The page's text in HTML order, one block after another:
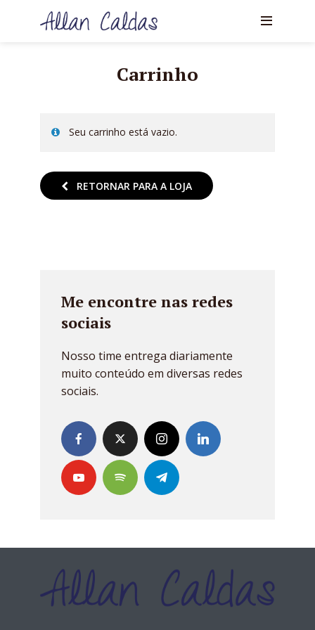
Carrinho
Seu carrinho está vazio.
RETORNAR PARA A LOJA
Me encontre nas redes
sociais
Nosso time entrega diariamente
muito conteúdo em diversas redes
sociais.